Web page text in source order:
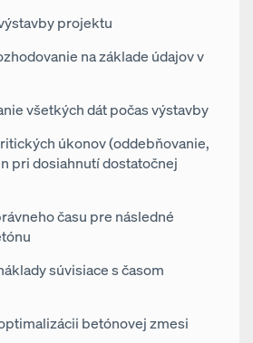
projektu
na základe údajov v
všetkých dát počas výstavby
úkonov (oddebňovanie,
pri dosiahnutí dostatočnej
času pre následné
súvisiace s časom
betónovej zmesi